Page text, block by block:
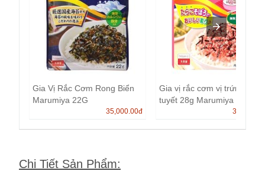
Gia Vị Rắc Cơm Rong Biển
Marumiya 22G
35,000.00đ
Gia vị rắc cơm vị trứng cá
tuyết 28g Marumiya
35,000.00
Chi Tiết Sản Phẩm: